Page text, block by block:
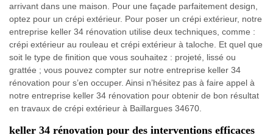
arrivant dans une maison. Pour une façade parfaitement design,
optez pour un crépi extérieur. Pour poser un crépi extérieur, notre
entreprise keller 34 rénovation utilise deux techniques, comme :
crépi extérieur au rouleau et crépi extérieur à taloche. Et quel que
soit le type de finition que vous souhaitez : projeté, lissé ou
grattée ; vous pouvez compter sur notre entreprise keller 34
rénovation pour s’en occuper. Ainsi n’hésitez pas à faire appel à
notre entreprise keller 34 rénovation pour obtenir de bon résultat
en travaux de crépi extérieur à Baillargues 34670.
keller 34 rénovation pour des interventions efficaces